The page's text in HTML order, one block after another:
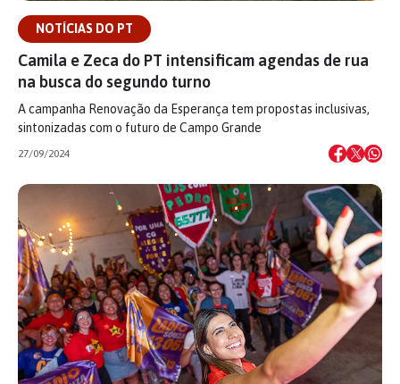
NOTÍCIAS DO PT
Camila e Zeca do PT intensificam agendas de rua
na busca do segundo turno
A campanha Renovação da Esperança tem propostas inclusivas,
sintonizadas com o futuro de Campo Grande
27/09/2024